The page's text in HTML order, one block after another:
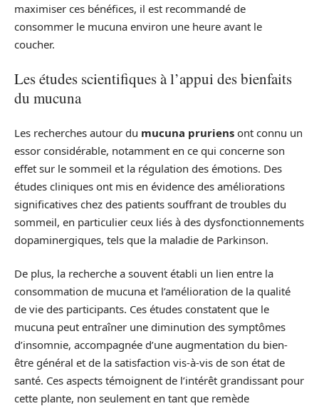
maximiser ces bénéfices, il est recommandé de
consommer le mucuna environ une heure avant le
coucher.
Les études scientifiques à l’appui des bienfaits
du mucuna
Les recherches autour du mucuna pruriens ont connu un
essor considérable, notamment en ce qui concerne son
effet sur le sommeil et la régulation des émotions. Des
études cliniques ont mis en évidence des améliorations
significatives chez des patients souffrant de troubles du
sommeil, en particulier ceux liés à des dysfonctionnements
dopaminergiques, tels que la maladie de Parkinson.
De plus, la recherche a souvent établi un lien entre la
consommation de mucuna et l’amélioration de la qualité
de vie des participants. Ces études constatent que le
mucuna peut entraîner une diminution des symptômes
d’insomnie, accompagnée d’une augmentation du bien-
être général et de la satisfaction vis-à-vis de son état de
santé. Ces aspects témoignent de l’intérêt grandissant pour
cette plante, non seulement en tant que remède